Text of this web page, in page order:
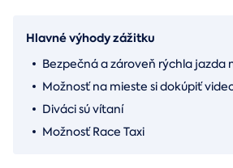
Hlavné výhody zážitku
Bezpečná a zároveň rýchla jazda
Možnosť na mieste si dokúpiť
Diváci sú vítaní
Možnosť Race Taxi